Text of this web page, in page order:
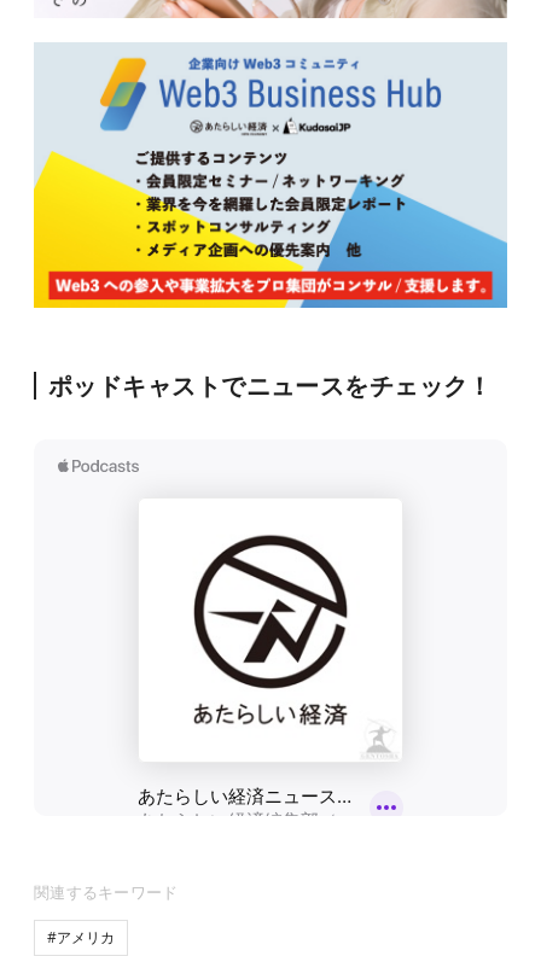
ポッドキャストでニュースをチェック！
関連するキーワード
#アメリカ